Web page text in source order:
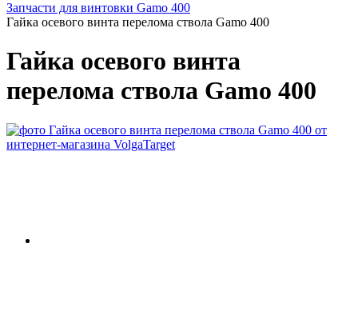
Запчасти для винтовки Gamo 400
Гайка осевого винта перелома ствола Gamo 400
Гайка осевого винта
перелома ствола Gamo 400